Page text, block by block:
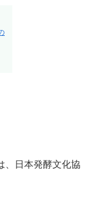
、日本発酵文化協